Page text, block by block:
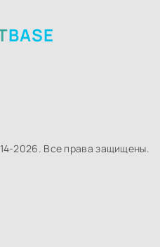
BASE
2026. Все права защищены.